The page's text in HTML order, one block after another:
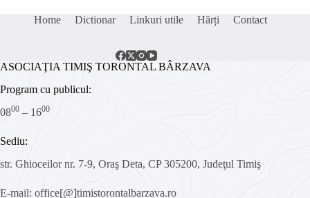
Home Dictionar Linkuri utile Hărți Contact
ASOCIAŢIA TIMIŞ TORONTAL BÂRZAVA
Program cu publicul:
0800 – 1600
Sediu:
str. Ghioceilor nr. 7-9, Oraş Deta, CP 305200, Judeţul Timiş
E-mail: office[@]timistorontalbarzava.ro